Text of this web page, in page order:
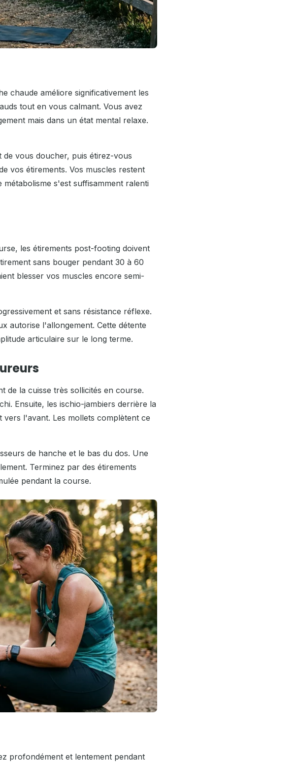
chaude améliore significativement les
tout en vous calmant. Vous avez
mais dans un état mental relaxe.
vous doucher, puis étirez-vous
vos étirements. Vos muscles restent
s'est suffisamment ralenti
les étirements post-footing doivent
sans bouger pendant 30 à 60
blesser vos muscles encore semi-
et sans résistance réflexe.
autorise l'allongement. Cette détente
articulaire sur le long terme.
de la cuisse très sollicités en course.
Ensuite, les ischio-jambiers derrière la
l'avant. Les mollets complètent ce
de hanche et le bas du dos. Une
Terminez par des étirements
pendant la course.
profondément et lentement pendant